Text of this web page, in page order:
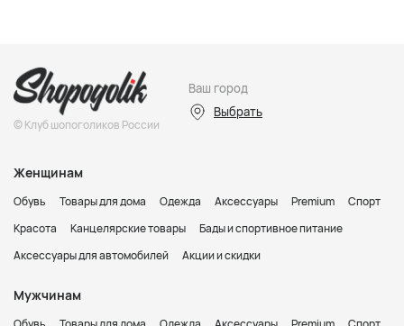
© Клуб шопоголиков России
Ваш город
Выбрать
Женщинам
Обувь Товары для дома Одежда Аксессуары Premium
Спорт
Красота
Канцелярские товары
Бады и спортивное питание
Аксессуары для автомобилей
Акции и скидки
Мужчинам